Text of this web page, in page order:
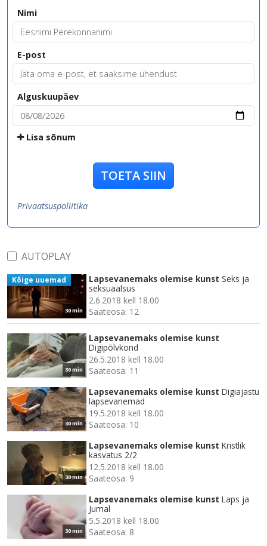
Nimi
E-post
Alguskuupäev
Lisa sõnum
TOETA SIIN
Privaatsuspoliitika
AUTOPLAY
30 min
Kõige uuemad Lapsevanemaks olemise kunst Seks ja
seksuaalsus
2.6.2018 kell 18.00
Saateosa: 12
30 min
Lapsevanemaks olemise kunst
Digipõlvkond
26.5.2018 kell 18.00
Saateosa: 11
30 min
Lapsevanemaks olemise kunst Digiajastu
lapsevanemad
19.5.2018 kell 18.00
Saateosa: 10
30 min
Lapsevanemaks olemise kunst Kristlik
kasvatus 2/2
12.5.2018 kell 18.00
Saateosa: 9
30 min
Lapsevanemaks olemise kunst Laps ja
Jumal
5.5.2018 kell 18.00
Saateosa: 8